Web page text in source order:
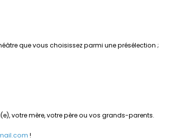
que vous choisissez parmi une présélection ;
votre mère, votre père ou vos grands-parents.
!